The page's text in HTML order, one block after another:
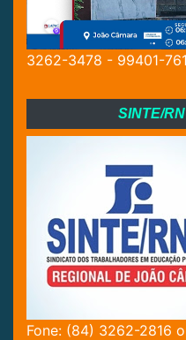
3262-3478 - 99401-
SINTE/
Fone: (84) 3262-2816